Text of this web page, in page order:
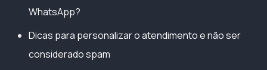
WhatsApp?
Dicas para personalizar o atendimento e não ser
considerado spam